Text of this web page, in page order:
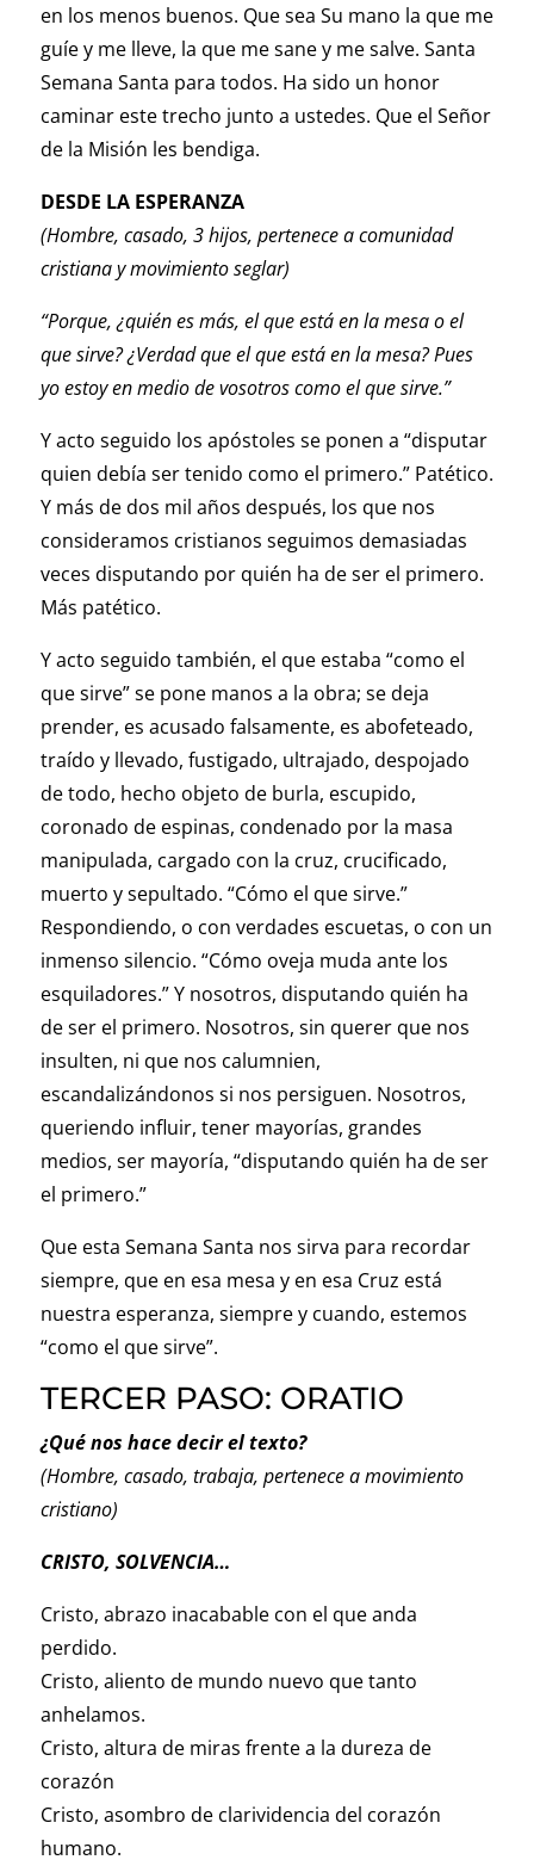
en los menos buenos. Que sea Su mano la que me
guíe y me lleve, la que me sane y me salve. Santa
Semana Santa para todos. Ha sido un honor
caminar este trecho junto a ustedes. Que el Señor
de la Misión les bendiga.
DESDE LA ESPERANZA
(Hombre, casado, 3 hijos, pertenece a comunidad
cristiana y movimiento seglar)
“Porque, ¿quién es más, el que está en la mesa o el
que sirve? ¿Verdad que el que está en la mesa? Pues
yo estoy en medio de vosotros como el que sirve.”
Y acto seguido los apóstoles se ponen a “disputar
quien debía ser tenido como el primero.” Patético.
Y más de dos mil años después, los que nos
consideramos cristianos seguimos demasiadas
veces disputando por quién ha de ser el primero.
Más patético.
Y acto seguido también, el que estaba “como el
que sirve” se pone manos a la obra; se deja
prender, es acusado falsamente, es abofeteado,
traído y llevado, fustigado, ultrajado, despojado
de todo, hecho objeto de burla, escupido,
coronado de espinas, condenado por la masa
manipulada, cargado con la cruz, crucificado,
muerto y sepultado. “Cómo el que sirve.”
Respondiendo, o con verdades escuetas, o con un
inmenso silencio. “Cómo oveja muda ante los
esquiladores.” Y nosotros, disputando quién ha
de ser el primero. Nosotros, sin querer que nos
insulten, ni que nos calumnien,
escandalizándonos si nos persiguen. Nosotros,
queriendo influir, tener mayorías, grandes
medios, ser mayoría, “disputando quién ha de ser
el primero.”
Que esta Semana Santa nos sirva para recordar
siempre, que en esa mesa y en esa Cruz está
nuestra esperanza, siempre y cuando, estemos
“como el que sirve”.
TERCER PASO: ORATIO
¿Qué nos hace decir el texto?
(Hombre, casado, trabaja, pertenece a movimiento
cristiano)
CRISTO, SOLVENCIA…
Cristo, abrazo inacabable con el que anda
perdido.
Cristo, aliento de mundo nuevo que tanto
anhelamos.
Cristo, altura de miras frente a la dureza de
corazón
Cristo, asombro de clarividencia del corazón
humano.